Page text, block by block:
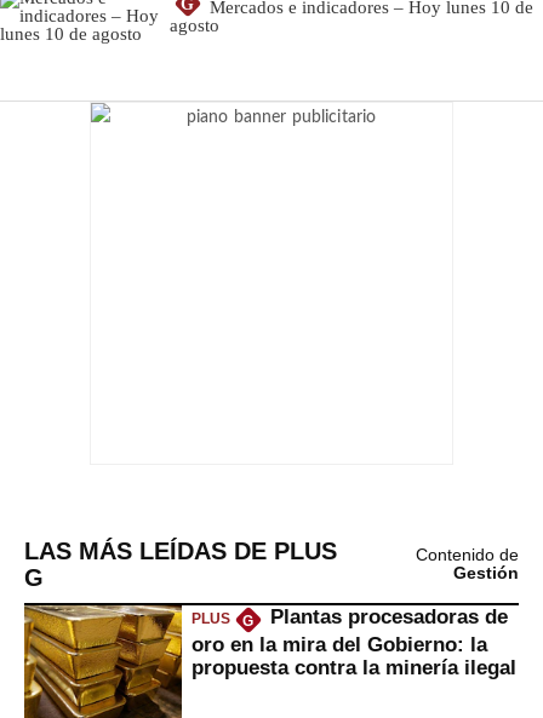
G
Mercados e indicadores – Hoy lunes 10 de
agosto
LAS MÁS LEÍDAS DE PLUS
G
Contenido de
Gestión
PLUS G
Plantas procesadoras de
oro en la mira del Gobierno: la
propuesta contra la minería ilegal